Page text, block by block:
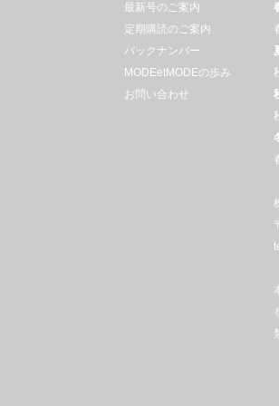
最新号のご案内
定期購読のご案内
バックナンバー
MODEetMODEの歩み
お問い合わせ